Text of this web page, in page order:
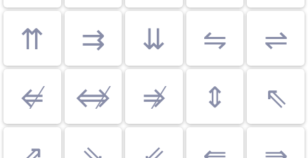
⇈
⇉ ⇊ ⇋
⇌
⇍
⇎ ⇏ ⇕
⇖